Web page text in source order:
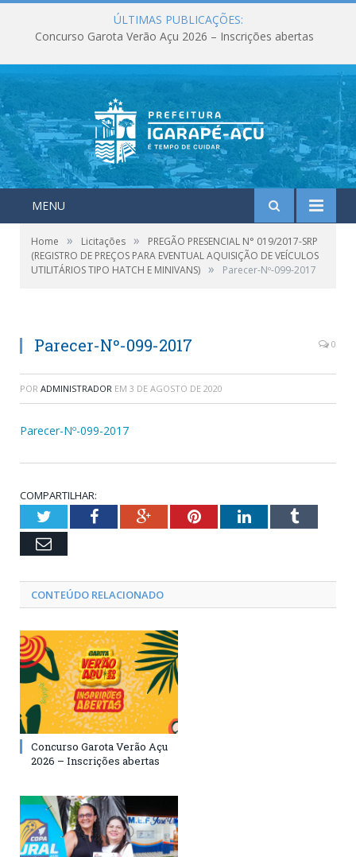
ÚLTIMAS PUBLICAÇÕES:
Concurso Garota Verão Açu 2026 – Inscrições abertas
MENU
Home » Licitações »
PREGÃO PRESENCIAL N° 019/2017-SRP
(REGISTRO DE PREÇOS PARA EVENTUAL AQUISIÇÃO DE VEÍCULOS
UTILITÁRIOS TIPO HATCH E MINIVANS) » Parecer-Nº-099-2017
Parecer-Nº-099-2017 0
POR ADMINISTRADOR EM 3 DE AGOSTO DE 2020
Parecer-Nº-099-2017
COMPARTILHAR:
TwitterFacebookGoogle+PinterestLinkedInTumblr
Email
CONTEÚDO RELACIONADO
Concurso Garota Verão Açu
2026 – Inscrições abertas